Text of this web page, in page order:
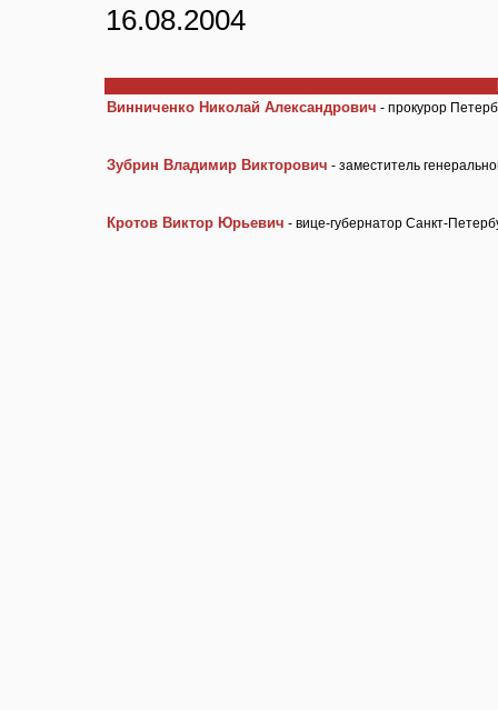
16.08.2004
Винниченко Николай Александрович - прокурор
Зубрин Владимир Викторович - заместитель
Кротов Виктор Юрьевич - вице-губернатор Санкт-